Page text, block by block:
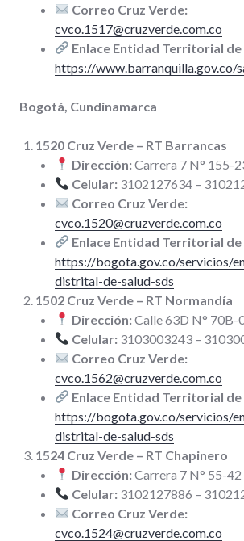
Correo Cruz Verde:
cvco.1517@cruzverde.com.co
Enlace Entidad Territorial de
https://www.barranquilla.gov.co/
Bogotá, Cundinamarca
1520 Cruz Verde – RT Barrancas
Dirección:Carrera 7 N° 155-
Celular: 3102127634 –
Correo Cruz Verde:
cvco.1520@cruzverde.com.co
Enlace Entidad Territorial de
https://bogota.gov.co/servicios/
distrital-de-salud-sds
1502 Cruz Verde – RT Normandía
Dirección:Calle 63D N° 70B-
Celular: 3103003243 –
Correo Cruz Verde:
cvco.1562@cruzverde.com.co
Enlace Entidad Territorial de
https://bogota.gov.co/servicios/
distrital-de-salud-sds
1524 Cruz Verde – RT Chapinero
Dirección:Carrera 7 N° 55-42
Celular: 3102127886 –
Correo Cruz Verde:
cvco.1524@cruzverde.com.co